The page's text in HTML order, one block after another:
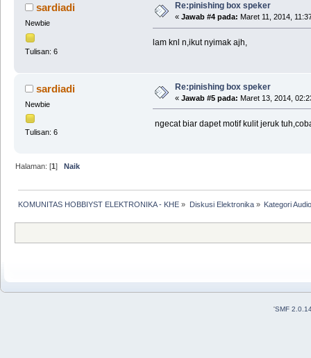
sardiadi
Newbie
Tulisan: 6
Re:pinishing box speker
« Jawab #4 pada: Maret 11, 2014,
lam knl n,ikut nyimak ajh,
sardiadi
Newbie
Tulisan: 6
Re:pinishing box speker
« Jawab #5 pada: Maret 13, 2014,
ngecat biar dapet motif kulit jeruk
Halaman: [1]Naik
KOMUNITAS HOBBIYST ELEKTRONIKA - KHE » Diskusi Elektronika» Kategori Audio
'SMF